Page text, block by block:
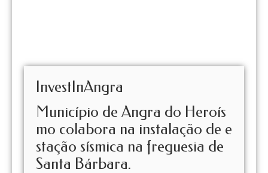
InvestInAngra
Município de Angra do Heroís
mo colabora na instalação de e
stação sísmica na freguesia de
Santa Bárbara.